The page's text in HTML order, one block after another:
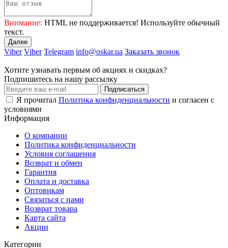
Внимание: HTML не поддерживается! Используйте обычный
текст.
Далее
Viber Viber Telegram info@oskar.ua Заказать звонок
Хотите узнавать первым об акциях и скидках?
Подпишитесь на нашу рассылку
Подписаться
Я прочитал Политика конфиденциальности и согласен с
условиями
Информация
О компании
Политика конфиденциальности
Условия соглашения
Возврат и обмен
Гарантия
Оплата и доставка
Оптовикам
Связаться с нами
Возврат товара
Карта сайта
Акции
Категории